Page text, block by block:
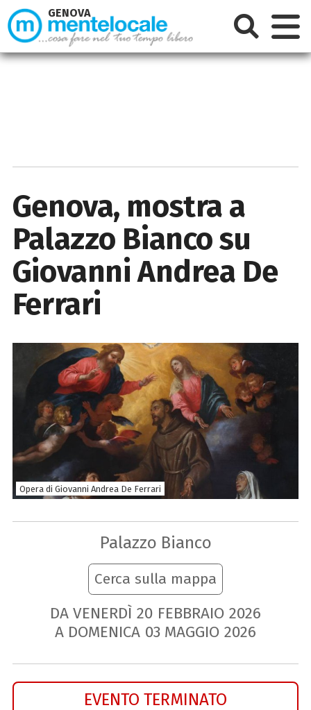
Genova, mostra a
Palazzo Bianco su
Giovanni Andrea De
Ferrari
Opera di Giovanni Andrea De Ferrari
Palazzo Bianco
Cerca sulla mappa
DA VENERDÌ 20 FEBBRAIO 2026
A DOMENICA 03 MAGGIO 2026
EVENTO TERMINATO
GENOVA